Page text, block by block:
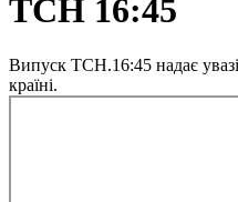
ТСН 16:45
Випуск ТСН.16:45 надає увазі
країні.